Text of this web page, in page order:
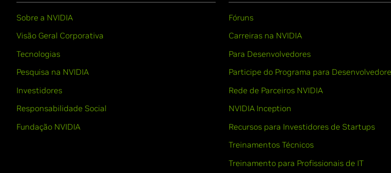
Sobre a NVIDIA
Visão Geral Corporativa
Tecnologias
Pesquisa na NVIDIA
Investidores
Responsabilidade Social
Fundação NVIDIA
Fóruns
Carreiras na NVIDIA
Para Desenvolvedores
Participe do Programa para
Rede de Parceiros NVIDIA
NVIDIA Inception
Recursos para Investidores de Startups
Treinamentos Técnicos
Treinamento para Profissionais de IT